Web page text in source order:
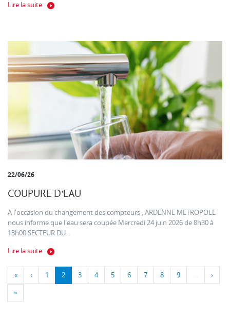
Lire la suite
22/06/26
COUPURE D'EAU
A l'occasion du changement des compteurs , ARDENNE METROPOLE
nous informe que l'eau sera coupée Mercredi 24 juin 2026 de 8h30 à
13h00 SECTEUR DU...
Lire la suite
« ‹ 1 2 3 4 5 6 7 8 9 … ›
»